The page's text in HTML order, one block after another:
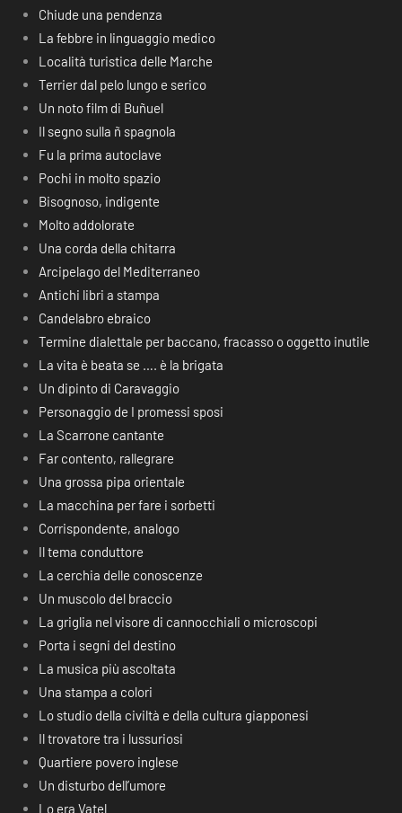
Chiude una pendenza
La febbre in linguaggio medico
Località turistica delle Marche
Terrier dal pelo lungo e serico
Un noto film di Buñuel
Il segno sulla ñ spagnola
Fu la prima autoclave
Pochi in molto spazio
Bisognoso, indigente
Molto addolorate
Una corda della chitarra
Arcipelago del Mediterraneo
Antichi libri a stampa
Candelabro ebraico
Termine dialettale per baccano, fracasso o oggetto inutile
La vita è beata se …. è la brigata
Un dipinto di Caravaggio
Personaggio de I promessi sposi
La Scarrone cantante
Far contento, rallegrare
Una grossa pipa orientale
La macchina per fare i sorbetti
Corrispondente, analogo
Il tema conduttore
La cerchia delle conoscenze
Un muscolo del braccio
La griglia nel visore di cannocchiali o microscopi
Porta i segni del destino
La musica più ascoltata
Una stampa a colori
Lo studio della civiltà e della cultura giapponesi
Il trovatore tra i lussuriosi
Quartiere povero inglese
Un disturbo dell’umore
Lo era Vatel